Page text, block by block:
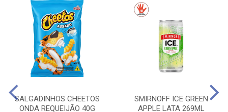
SALGADINHOS CHEETOS
ONDA REQUEIJÃO 40G
SMIRNOFF ICE GREEN
APPLE LATA 269ML